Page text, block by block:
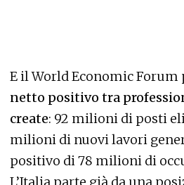
E il World Economic Forum
netto positivo tra
create: 92 milioni di posti
milioni di nuovi lavori
positivo di 78 milioni di